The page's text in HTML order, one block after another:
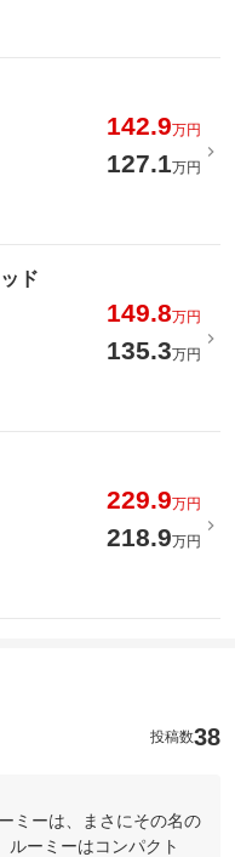
142.9万円
127.1万円
ド
149.8万円
135.3万円
229.9万円
218.9万円
投稿数38
ミーは、まさにその名の
ルーミーはコンパクト